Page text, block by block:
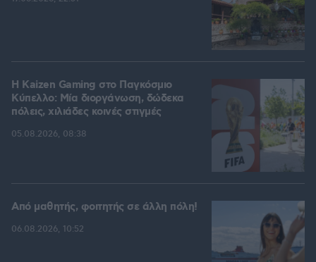
H Kaizen Gaming στο Παγκόσμιο
Kύπελλο: Μία διοργάνωση, δώδεκα
πόλεις, χιλιάδες κοινές στιγμές
05.08.2026, 08:38
Από μαθητής, φοιτητής σε άλλη πόλη!
06.08.2026, 10:52